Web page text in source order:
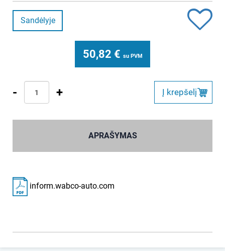
Sandėlyje
50,82 € su PVM
- + Į krepšelį
APRAŠYMAS
inform.wabco-auto.com